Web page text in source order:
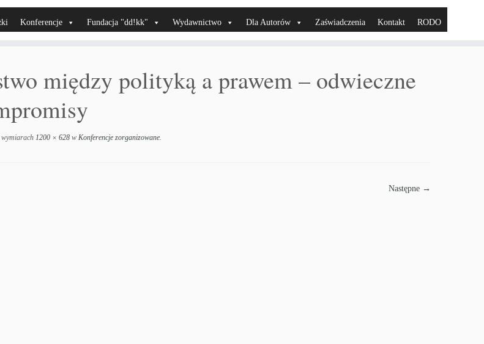
Konferencje Fundacja "dd!kk" Wydawnictwo Dla Autorów Zaświadczenia Kontakt RODO
między polityką a prawem – odwieczne
1200 × 628 w Konferencje zorganizowane.
Następne →